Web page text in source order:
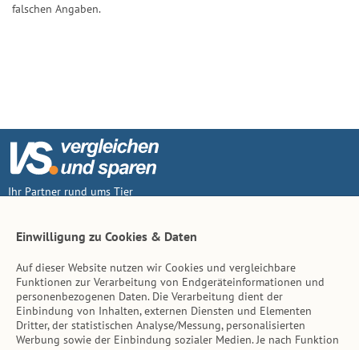
falschen Angaben.
Ihr Partner rund ums Tier
Inhalt
Tierarzt-Suche
Einwilligung zu Cookies & Daten
Auf dieser Website nutzen wir Cookies und vergleichbare
Funktionen zur Verarbeitung von Endgeräteinformationen und
personenbezogenen Daten. Die Verarbeitung dient der
Einbindung von Inhalten, externen Diensten und Elementen
Dritter, der statistischen Analyse/Messung, personalisierten
Werbung sowie der Einbindung sozialer Medien. Je nach Funktion